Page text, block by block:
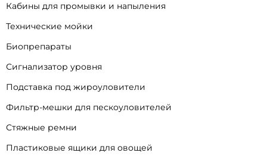
Кабины для промывки и напыления
Технические мойки
Биопрепараты
Сигнализатор уровня
Подставка под жироуловители
Фильтр-мешки для пескоуловителей
Стяжные ремни
Пластиковые ящики для овощей